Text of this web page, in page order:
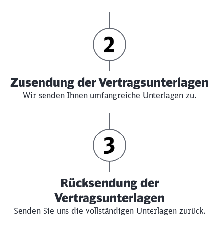
Zusendung der Vertragsunterlagen
Wir senden Ihnen umfangreiche Unterlagen zu.
Rücksendung der
Vertragsunterlagen
Senden Sie uns die vollständigen Unterlagen zurück.